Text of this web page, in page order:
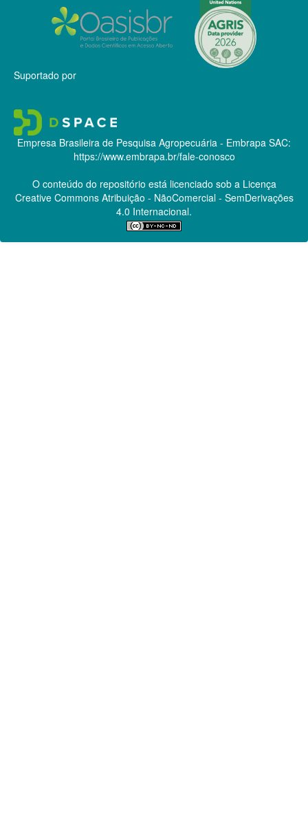
Suportado por
Empresa Brasileira de Pesquisa Agropecuária - Embrapa SAC:
https://www.embrapa.br/fale-conosco
O conteúdo do repositório está licenciado sob a Licença
Creative CommonsAtribuição - NãoComercial - SemDerivações
4.0 Internacional.